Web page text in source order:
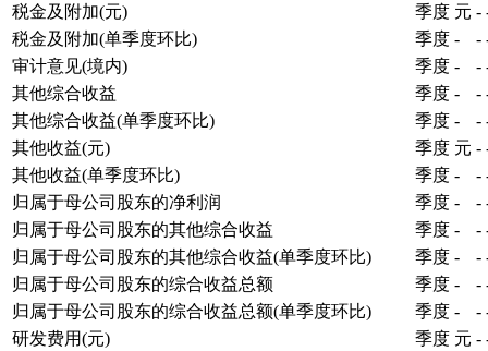
税金及附加(元)
季度 元 -
税金及附加(单季度环比)
季度 - -
审计意见(境内)
季度 - -
其他综合收益
季度 - -
其他综合收益(单季度环比)
季度 - -
其他收益(元)
季度 元 -
其他收益(单季度环比)
季度 - -
归属于母公司股东的净利润
季度 - -
归属于母公司股东的其他综合收益
季度 - -
归属于母公司股东的其他综合收益(单季度环比)
季度 - -
归属于母公司股东的综合收益总额
季度 - -
归属于母公司股东的综合收益总额(单季度环比)
季度 - -
研发费用(元)
季度 元 -